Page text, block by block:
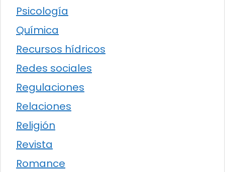
Psicología
Química
Recursos hídricos
Redes sociales
Regulaciones
Relaciones
Religión
Revista
Romance